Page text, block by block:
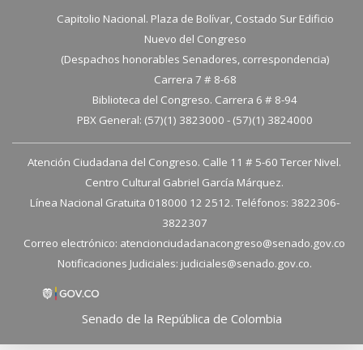
Capitolio Nacional. Plaza de Bolívar, Costado Sur Edificio
Nuevo del Congreso
(Despachos honorables Senadores, correspondencia)
Carrera 7 # 8-68
Biblioteca del Congreso. Carrera 6 # 8-94
PBX General: (57)(1) 3823000 - (57)(1) 3824000
Atención Ciudadana del Congreso. Calle 11 # 5-60 Tercer Nivel.
Centro Cultural Gabriel García Márquez.
Línea Nacional Gratuita 018000 12 2512. Teléfonos: 3822306-
3822307
Correo electrónico: atencionciudadanacongreso@senado.gov.co
Notificaciones Judiciales: judiciales@senado.gov.co.
Senado de la República de Colombia